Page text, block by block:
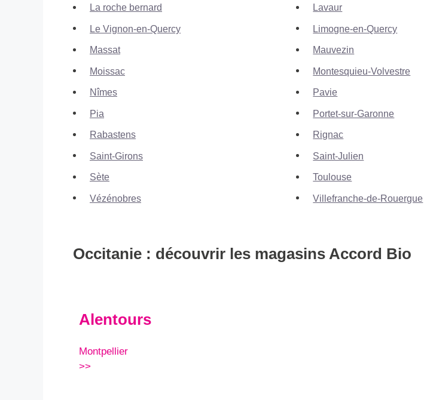
La roche bernard Lavaur
Le Vignon-en-Quercy Limogne-en-Quercy
Massat Mauvezin
Moissac Montesquieu-Volvestre
Nîmes Pavie
Pia Portet-sur-Garonne
Rabastens Rignac
Saint-Girons Saint-Julien
Sète Toulouse
Vézénobres Villefranche-de-Rouergue
Occitanie : découvrir les magasins Accord Bio
Alentours
Montpellier
>>